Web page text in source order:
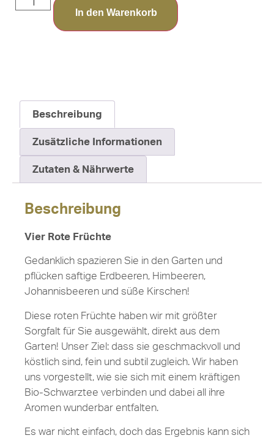
In den Warenkorb
Beschreibung
Zusätzliche Informationen
Zutaten & Nährwerte
Beschreibung
Vier Rote Früchte
Gedanklich spazieren Sie in den Garten und
pflücken saftige Erdbeeren, Himbeeren,
Johannisbeeren und süße Kirschen!
Diese roten Früchte haben wir mit größter
Sorgfalt für Sie ausgewählt, direkt aus dem
Garten! Unser Ziel: dass sie geschmackvoll und
köstlich sind, fein und subtil zugleich. Wir haben
uns vorgestellt, wie sie sich mit einem kräftigen
Bio-Schwarztee verbinden und dabei all ihre
Aromen wunderbar entfalten.
Es war nicht einfach, doch das Ergebnis kann sich